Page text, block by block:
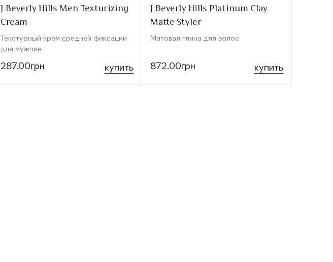
J Beverly Hills Men Texturizing
Cream
Текстурный крем средней фиксации
для мужчин
287.00грн купить
J Beverly Hills Platinum Clay
Matte Styler
Матовая глина для волос
872.00грн купить